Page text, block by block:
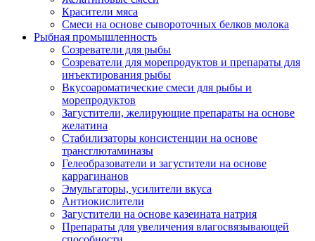
Красители мяса
Смеси на основе сывороточных белков молока
Рыбная промышленность
Созреватели для рыбы
Созреватели для морепродуктов и препараты для
инъектирования рыбы
Вкусоароматические смеси для рыбы и
морепродуктов
Загустители, желирующие препараты на основе
желатина
Стабилизаторы консистенции на основе
трансглютаминазы
Гелеобразователи и загустители на основе
каррагинанов
Эмульгаторы, усилители вкуса
Антиокислители
Загустители на основе казеината натрия
Препараты для увеличения влагосвязывающей